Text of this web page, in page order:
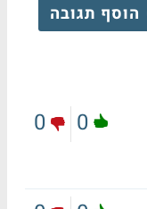
הוסף תגובה
0
0